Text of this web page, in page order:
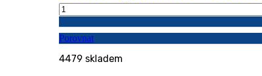
Matice
s
pružinou
-
množství
Porovnat
4479 skladem